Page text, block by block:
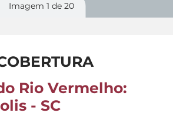
Imagem 1 de 20
Rio Vermelho:
- SC